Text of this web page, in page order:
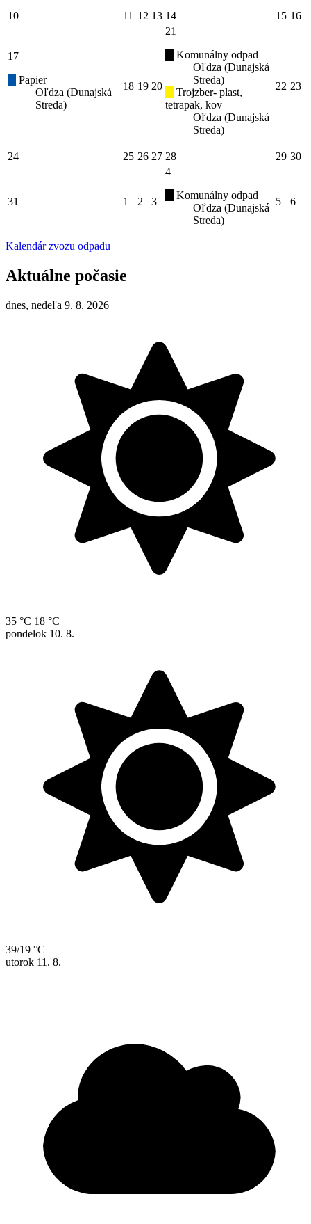
10 11 12 13 14 15 16
17
Papier
Oľdza (Dunajská
Streda)
18 19 20
21
Komunálny odpad
Oľdza (Dunajská
Streda)
Trojzber- plast,
tetrapak, kov
Oľdza (Dunajská
Streda)
22 23
24 25 26 27 28 29 30
31 1 2 3
4
Komunálny odpad
Oľdza (Dunajská
Streda)
5 6
Kalendár zvozu odpadu
Aktuálne počasie
dnes, nedeľa 9. 8. 2026
35 °C 18 °C
pondelok 10. 8.
39/19 °C
utorok 11. 8.